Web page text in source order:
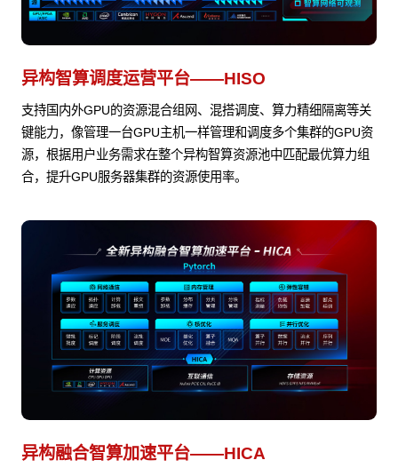
异构智算调度运营平台——HISO
支持国内外GPU的资源混合组网、混搭调度、算力精细隔离等关
键能力，像管理一台GPU主机一样管理和调度多个集群的GPU资
源，根据用户业务需求在整个异构智算资源池中匹配最优算力组
合，提升GPU服务器集群的资源使用率。
异构融合智算加速平台——HICA